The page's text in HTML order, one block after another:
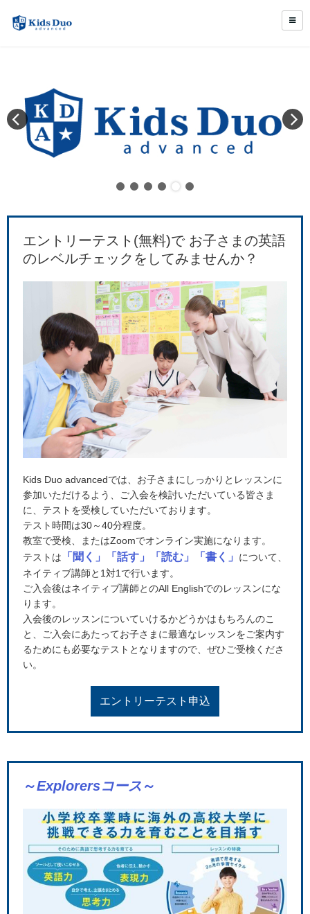
エントリーテスト(無料)で お子さまの英語
のレベルチェックをしてみませんか？
Kids Duo advancedでは、お子さまにしっかりとレッスンに
参加いただけるよう、ご入会を検討いただいている皆さま
に、テストを受検していただいております。
テスト時間は30～40分程度。
教室で受検、またはZoomでオンライン実施になります。
テストは 「聞く」「話す」「読む」「書く」 について、
ネイティブ講師と1対1で行います。
ご入会後はネイティブ講師とのAll Englishでのレッスンにな
ります。
入会後のレッスンについていけるかどうかはもちろんのこ
と、ご入会にあたってお子さまに最適なレッスンをご案内す
るためにも必要なテストとなりますので、ぜひご受検くださ
い。
エントリーテスト申込
～Explorersコース ～